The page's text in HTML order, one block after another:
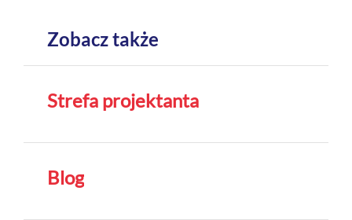
Zobacz także
Strefa projektanta
Blog